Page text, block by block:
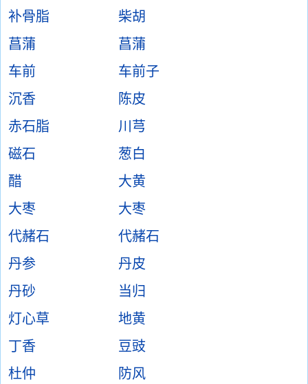
补骨脂
柴胡
菖蒲
菖蒲
车前
车前子
沉香
陈皮
赤石脂
川芎
磁石
葱白
醋
大黄
大枣
大枣
代赭石
代赭石
丹参
丹皮
丹砂
当归
灯心草
地黄
丁香
豆豉
杜仲
防风